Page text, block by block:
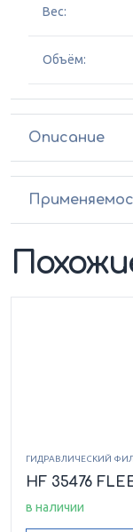
Вес:
Объём:
Описание
ГИДРАВЛИЧЕСКИЙ
HF 35476
в наличии